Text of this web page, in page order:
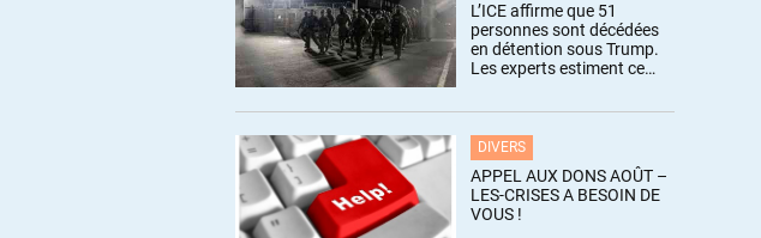
L’ICE affirme que 51
personnes sont décédées
en détention sous Trump.
Les experts estiment ce
DIVERS
APPEL AUX DONS AOÛT –
LES-CRISES A BESOIN DE
VOUS !